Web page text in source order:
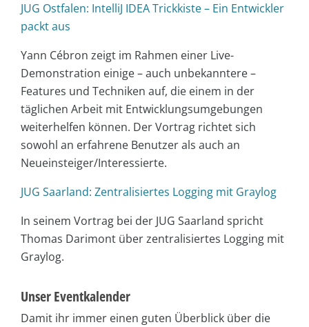
JUG Ostfalen: IntelliJ IDEA Trickkiste – Ein Entwickler
packt aus
Yann Cébron zeigt im Rahmen einer Live-
Demonstration einige – auch unbekanntere –
Features und Techniken auf, die einem in der
täglichen Arbeit mit Entwicklungsumgebungen
weiterhelfen können. Der Vortrag richtet sich
sowohl an erfahrene Benutzer als auch an
Neueinsteiger/Interessierte.
JUG Saarland: Zentralisiertes Logging mit Graylog
In seinem Vortrag bei der JUG Saarland spricht
Thomas Darimont über zentralisiertes Logging mit
Graylog.
Unser Eventkalender
Damit ihr immer einen guten Überblick über die